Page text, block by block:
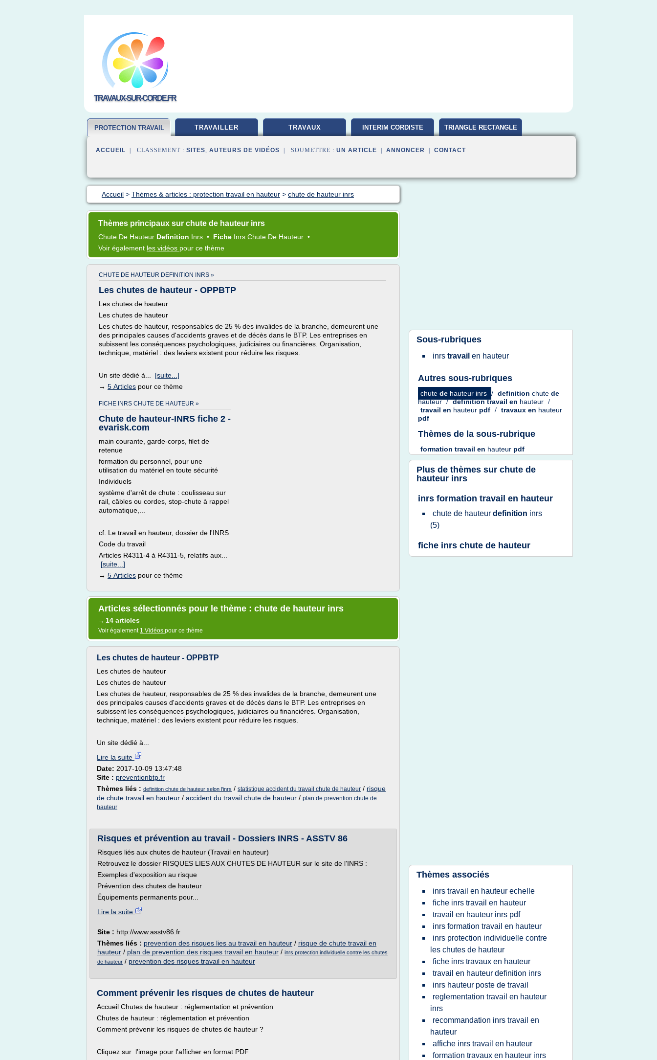
TRAVAUX-SUR-CORDE.FR
PROTECTION TRAVAIL TRAVAILLER TRAVAUX INTERIM CORDISTE TRIANGLE RECTANGLE
ACCUEIL | CLASSEMENT : SITES, AUTEURS DE VIDÉOS | SOUMETTRE : UN ARTICLE ANNONCER CONTACT
Accueil > Thèmes & articles : protection travail en hauteur > chute de hauteur inrs
Thèmes principaux sur chute de hauteur inrs
Chute De Hauteur Definition Inrs • Fiche Inrs Chute De Hauteur •
Voir également les vidéos pour ce thème
CHUTE DE HAUTEUR DEFINITION INRS »
Les chutes de hauteur - OPPBTP
Les chutes de hauteur
Les chutes de hauteur
Les chutes de hauteur, responsables de 25 % des invalides de la branche, demeurent une
des principales causes d'accidents graves et de décès dans le BTP. Les entreprises en
subissent les conséquences psychologiques, judiciaires ou financières. Organisation,
technique, matériel : des leviers existent pour réduire les risques.
Un site dédié à... [suite...]
→ 5 Articles pour ce thème
FICHE INRS CHUTE DE HAUTEUR »
Chute de hauteur-INRS fiche 2 -
evarisk.com
main courante, garde-corps, filet de
retenue
formation du personnel, pour une
utilisation du matériel en toute sécurité
Individuels
système d'arrêt de chute : coulisseau sur
rail, câbles ou cordes, stop-chute à rappel
automatique,...
cf. Le travail en hauteur, dossier de l'INRS
Code du travail
Articles R4311-4 à R4311-5, relatifs aux...
[suite...]
→ 5 Articles pour ce thème
Articles sélectionnés pour le thème : chute de hauteur inrs
→ 14 articles
Voir également 1 Vidéos pour ce thème
Les chutes de hauteur - OPPBTP
Les chutes de hauteur
Les chutes de hauteur
Les chutes de hauteur, responsables de 25 % des invalides de la branche, demeurent une
des principales causes d'accidents graves et de décès dans le BTP. Les entreprises en
subissent les conséquences psychologiques, judiciaires ou financières. Organisation,
technique, matériel : des leviers existent pour réduire les risques.
Un site dédié à...
Lire la suite
Date: 2017-10-09 13:47:48
Site : preventionbtp.fr
Thèmes liés : definition chute de hauteur selon l'inrs / statistique accident du travail chute de hauteur / risque
de chute travail en hauteur / accident du travail chute de hauteur / plan de prevention chute de
hauteur
Risques et prévention au travail - Dossiers INRS - ASSTV 86
Risques liés aux chutes de hauteur (Travail en hauteur)
Retrouvez le dossier RISQUES LIES AUX CHUTES DE HAUTEUR sur le site de l'INRS :
Exemples d'exposition au risque
Prévention des chutes de hauteur
Équipements permanents pour...
Lire la suite
Site : http://www.asstv86.fr
Thèmes liés : prevention des risques lies au travail en hauteur / risque de chute travail en
hauteur / plan de prevention des risques travail en hauteur / inrs protection individuelle contre les chutes
de hauteur / prevention des risques travail en hauteur
Comment prévenir les risques de chutes de hauteur
Accueil Chutes de hauteur : réglementation et prévention
Chutes de hauteur : réglementation et prévention
Comment prévenir les risques de chutes de hauteur ?
Cliquez sur l'image pour l'afficher en format PDF
Sous-rubriques
inrs travail en hauteur
Autres sous-rubriques
chute de hauteur inrs / definition chute de
hauteur / definition travail en hauteur /
travail en hauteur pdf / travaux en hauteur
pdf
Thèmes de la sous-rubrique
formation travail en hauteur pdf
Plus de thèmes sur chute de
hauteur inrs
inrs formation travail en hauteur
chute de hauteur definition inrs
(5)
fiche inrs chute de hauteur
Thèmes associés
inrs travail en hauteur echelle
fiche inrs travail en hauteur
travail en hauteur inrs pdf
inrs formation travail en hauteur
inrs protection individuelle contre
les chutes de hauteur
fiche inrs travaux en hauteur
travail en hauteur definition inrs
inrs hauteur poste de travail
reglementation travail en hauteur
inrs
recommandation inrs travail en
hauteur
affiche inrs travail en hauteur
formation travaux en hauteur inrs